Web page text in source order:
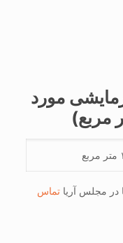
مورد
مربع)
در مجلس آریا تماس